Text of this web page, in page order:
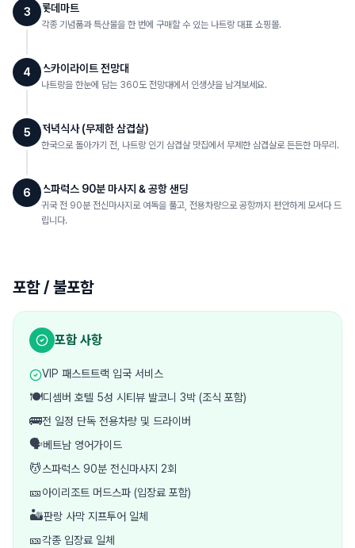
3 롯데마트
각종 기념품과 특산물을 한 번에 구매할 수 있는 나트랑 대표 쇼핑몰.
4 스카이라이트 전망대
나트랑을 한눈에 담는 360도 전망대에서 인생샷을 남겨보세요.
5 저녁식사 (무제한 삼겹살)
한국으로 돌아가기 전, 나트랑 인기 삼겹살 맛집에서 무제한 삼겹살로 든든한 마무리.
6 스파럭스 90분 마사지 & 공항 샌딩
귀국 전 90분 전신마사지로 여독을 풀고, 전용차량으로 공항까지 편안하게 모셔다 드
립니다.
포함 / 불포함
포함 사항
VIP 패스트트랙 입국 서비스
🍽️디셈버 호텔 5성 시티뷰 발코니 3박 (조식 포함)
🚌전 일정 단독 전용차량 및 드라이버
🗣️베트남 영어가이드
💆스파럭스 90분 전신마사지 2회
🎫아이리조트 머드스파 (입장료 포함)
🏜️판랑 사막 지프투어 일체
🎫각종 입장료 일체